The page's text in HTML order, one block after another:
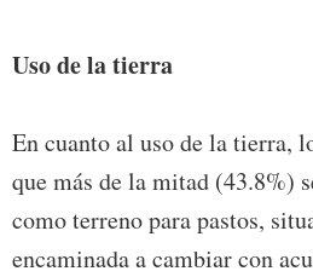
Uso de la tierra
En cuanto al uso de la tierra,
que más de la mitad (43.8%)
como terreno para pastos,
encaminada a cambiar con